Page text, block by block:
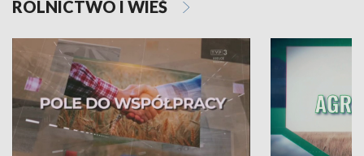
ROLNICTWO I WIEŚ